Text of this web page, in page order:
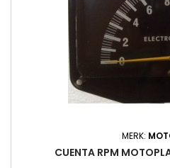
MERK:
CUENTA RPM